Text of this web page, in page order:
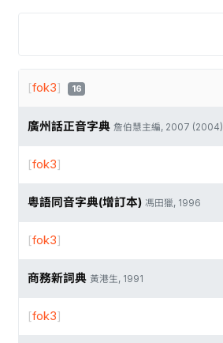
[fok3] 16
廣州話正音字典 詹伯慧主編, 2007 (2004)
[fok3]
粵語同音字典(增訂本) 馮田獵, 1996
[fok3]
商務新詞典 黃港生, 1991
[fok3]